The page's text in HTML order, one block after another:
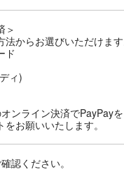
＞
からお選びいただけます
ド
ィ)
ンライン決済でPayPay
お願いいたします。
認ください。